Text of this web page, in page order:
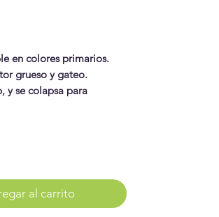
en colores primarios.
grueso y gateo.
y se colapsa para
al carrito